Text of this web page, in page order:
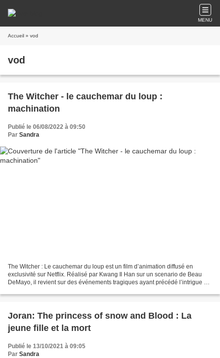
MENU
Accueil » vod
vod
The Witcher - le cauchemar du loup :
machination
Publié le 06/08/2022 à 09:50
Par Sandra
The Witcher : Le cauchemar du loup est un film d’animation diffusé en
exclusivité sur Netflix. Réalisé par Kwang Il Han sur un scenario de Beau
DeMayo, il revient sur des événements tragiques ayant précédé l’intrigue de
Joran: The princess of snow and Blood : La
jeune fille et la mort
Publié le 13/10/2021 à 09:05
Par Sandra